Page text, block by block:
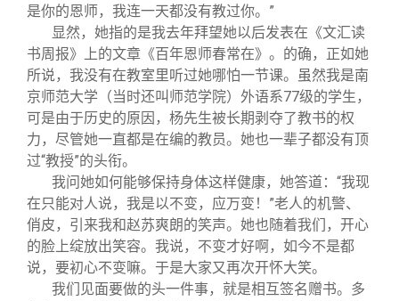
制度法规
联系我们
是你的恩师，我连一天都没有教过你。”
显然，她指的是我去年拜望她以后发表在《文汇读
书周报》上的文章《百年恩师春常在》。的确，正如她
所说，我没有在教室里听过她哪怕一节课。虽然我是南
京师范大学（当时还叫师范学院）外语系77级的学生，
可是由于历史的原因，杨先生被长期剥夺了教书的权
力，尽管她一直都是在编的教员。她也一辈子都没有顶
过“教授”的头衔。
我问她如何能够保持身体这样健康，她答道：“我现
在只能对人说，我是以不变，应万变！”老人的机警、
俏皮，引来我和赵苏爽朗的笑声。她也随着我们，开心
的脸上绽放出笑容。我说，不变才好啊，如今不是都
说，要初心不变嘛。于是大家又再次开怀大笑。
我们见面要做的头一件事，就是相互签名赠书。多